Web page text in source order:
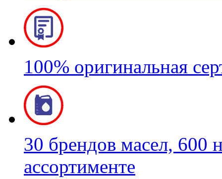
100% оригинальная
30 брендов масел, 600
ассортименте